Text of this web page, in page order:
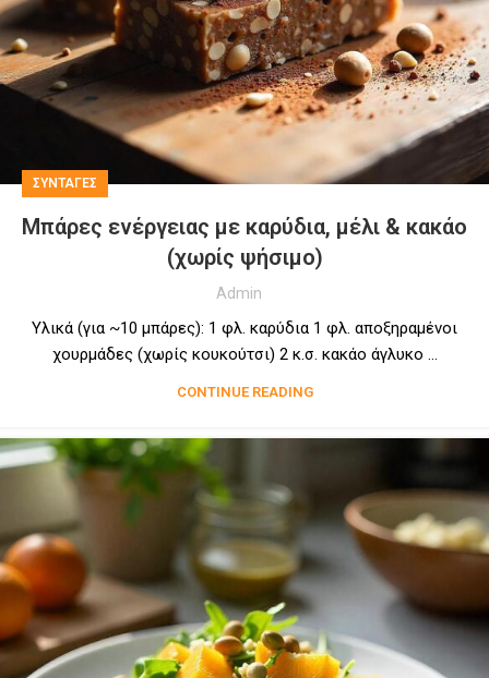
ΣΥΝΤΑΓΕΣ
Μπάρες ενέργειας με καρύδια, μέλι & κακάο
(χωρίς ψήσιμο)
Admin
Υλικά (για ~10 μπάρες): 1 φλ. καρύδια 1 φλ. αποξηραμένοι
χουρμάδες (χωρίς κουκούτσι) 2 κ.σ. κακάο άγλυκο ...
CONTINUE READING